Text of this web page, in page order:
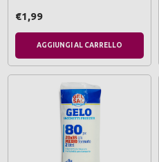
€1,99
AGGIUNGI AL CARRELLO